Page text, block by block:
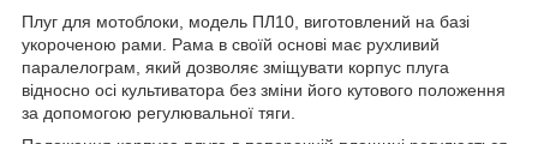
Плуг для мотоблоки, модель ПЛ10, виготовлений на базі
укороченою рами. Рама в своїй основі має рухливий
паралелограм, який дозволяє зміщувати корпус плуга
відносно осі культиватора без зміни його кутового положення
за допомогою регулювальної тяги.